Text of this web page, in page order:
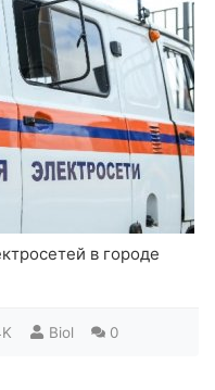
в городе
Biol 0